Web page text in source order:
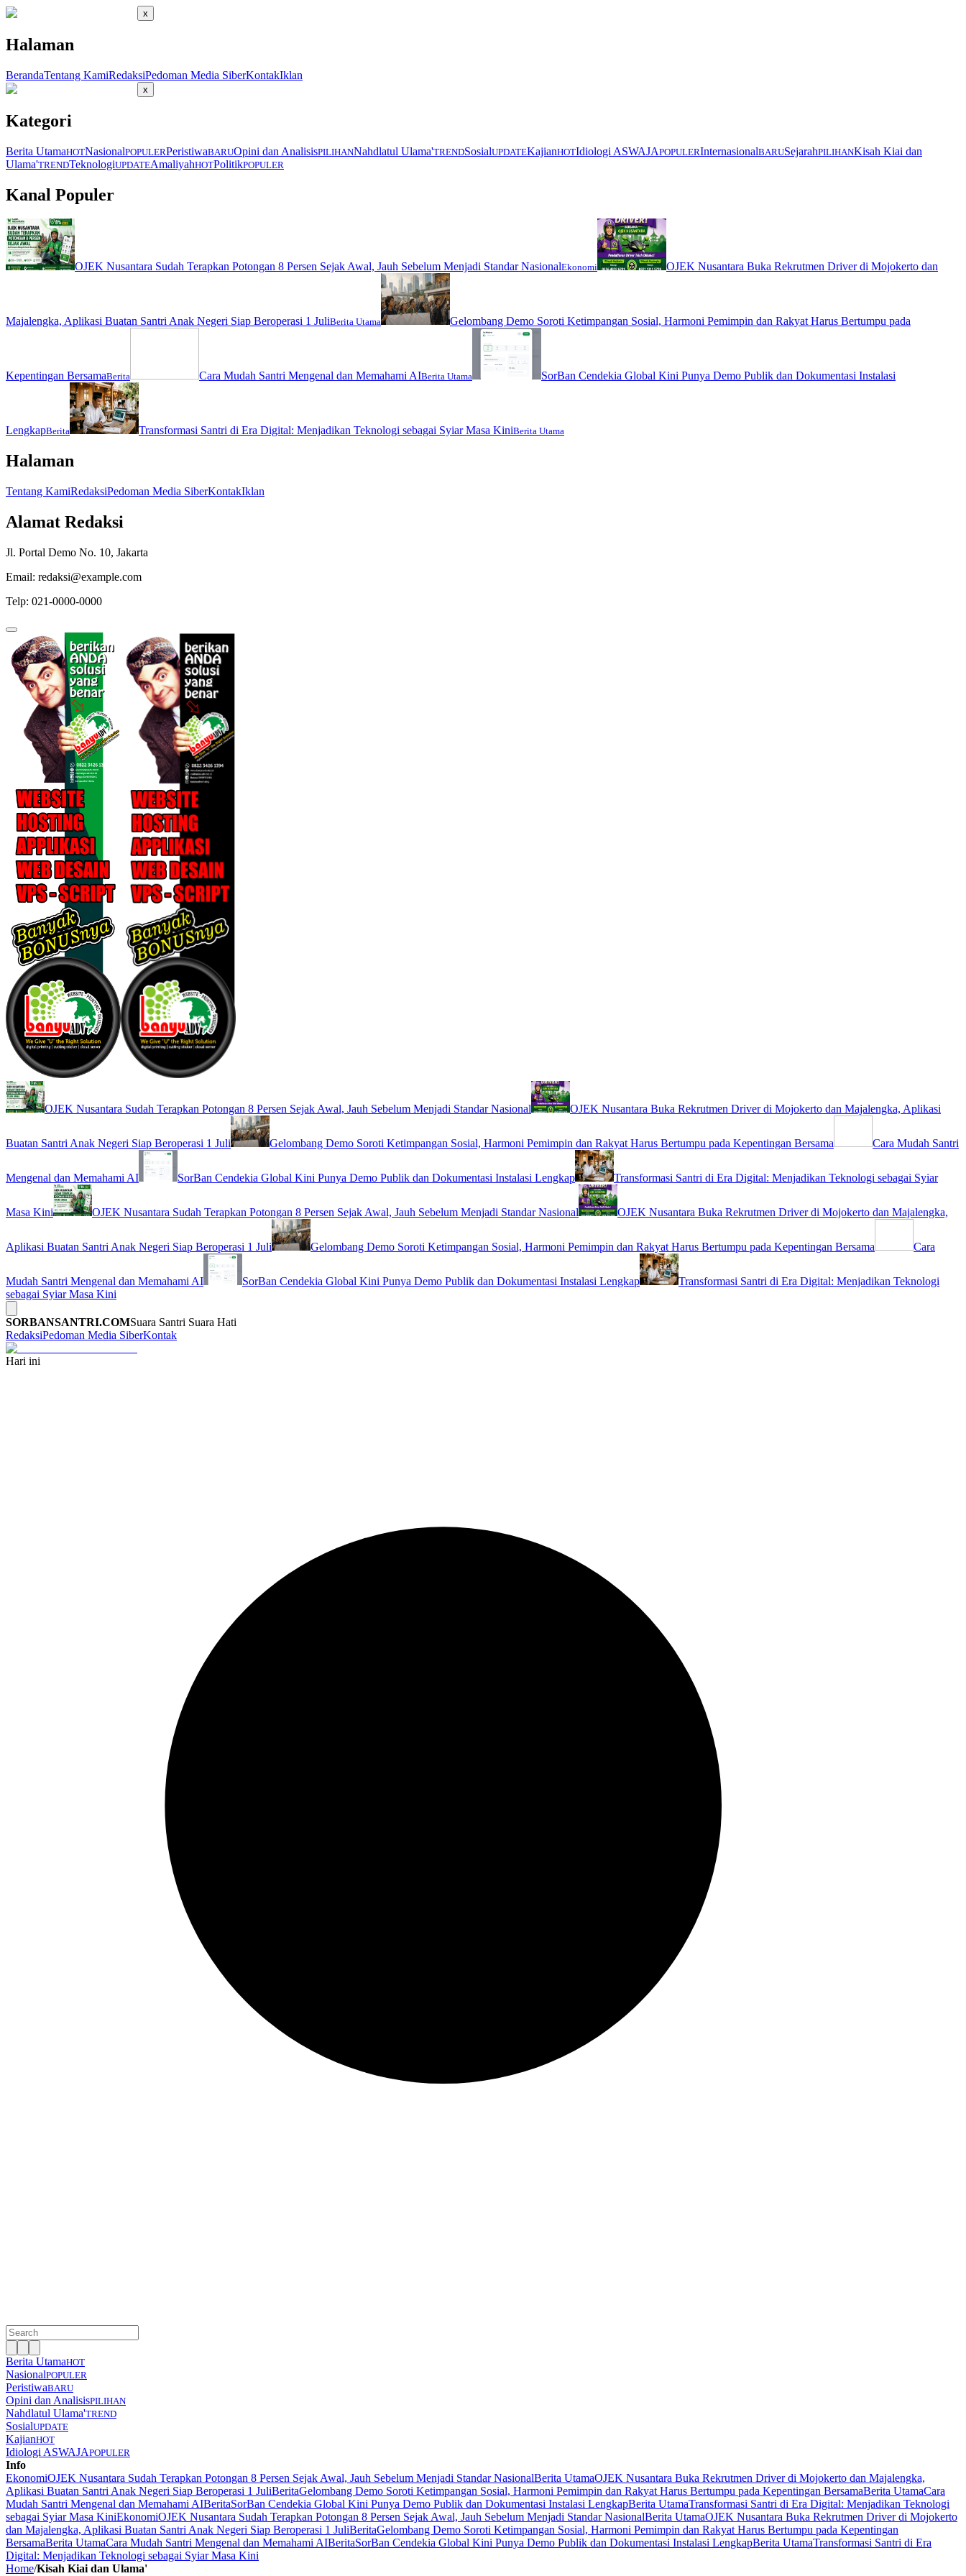
x
Halaman
BerandaTentang KamiRedaksiPedoman Media SiberKontakIklan
x
Kategori
Berita UtamaHOTNasionalPOPULERPeristiwaBARUOpini dan AnalisisPILIHANNahdlatul Ulama'TRENDSosialUPDATEKajianHOTIdiologi ASWAJAPOPULERInternasionalBARUSejarahPILIHANKisah Kiai dan
Ulama'TRENDTeknologiUPDATEAmaliyahHOTPolitikPOPULER
Kanal Populer
OJEK Nusantara Sudah Terapkan Potongan 8 Persen Sejak Awal, Jauh Sebelum Menjadi Standar NasionalEkonomi OJEK Nusantara Buka Rekrutmen Driver di Mojokerto dan
Majalengka, Aplikasi Buatan Santri Anak Negeri Siap Beroperasi 1 JuliBerita Utama Gelombang Demo Soroti Ketimpangan Sosial, Harmoni Pemimpin dan Rakyat Harus Bertumpu pada
Kepentingan BersamaBerita Cara Mudah Santri Mengenal dan Memahami AIBerita Utama SorBan Cendekia Global Kini Punya Demo Publik dan Dokumentasi Instalasi
LengkapBerita Transformasi Santri di Era Digital: Menjadikan Teknologi sebagai Syiar Masa KiniBerita Utama
Halaman
Tentang KamiRedaksiPedoman Media SiberKontakIklan
Alamat Redaksi
Jl. Portal Demo No. 10, Jakarta
Email: redaksi@example.com
Telp: 021-0000-0000
OJEK Nusantara Sudah Terapkan Potongan 8 Persen Sejak Awal, Jauh Sebelum Menjadi Standar Nasional OJEK Nusantara Buka Rekrutmen Driver di Mojokerto dan Majalengka, Aplikasi
Buatan Santri Anak Negeri Siap Beroperasi 1 Juli Gelombang Demo Soroti Ketimpangan Sosial, Harmoni Pemimpin dan Rakyat Harus Bertumpu pada Kepentingan Bersama Cara Mudah Santri
Mengenal dan Memahami AI SorBan Cendekia Global Kini Punya Demo Publik dan Dokumentasi Instalasi Lengkap Transformasi Santri di Era Digital: Menjadikan Teknologi sebagai Syiar
Masa Kini OJEK Nusantara Sudah Terapkan Potongan 8 Persen Sejak Awal, Jauh Sebelum Menjadi Standar Nasional OJEK Nusantara Buka Rekrutmen Driver di Mojokerto dan Majalengka,
Aplikasi Buatan Santri Anak Negeri Siap Beroperasi 1 Juli Gelombang Demo Soroti Ketimpangan Sosial, Harmoni Pemimpin dan Rakyat Harus Bertumpu pada Kepentingan Bersama Cara
Mudah Santri Mengenal dan Memahami AI SorBan Cendekia Global Kini Punya Demo Publik dan Dokumentasi Instalasi Lengkap
Transformasi Santri di Era Digital: Menjadikan Teknologi
sebagai Syiar Masa Kini
SORBANSANTRI.COMSuara Santri Suara Hati
RedaksiPedoman Media SiberKontak
Hari ini
Berita UtamaHOT
NasionalPOPULER
PeristiwaBARU
Opini dan AnalisisPILIHAN
Nahdlatul Ulama'TREND
SosialUPDATE
KajianHOT
Idiologi ASWAJAPOPULER
Info
EkonomiOJEK Nusantara Sudah Terapkan Potongan 8 Persen Sejak Awal, Jauh Sebelum Menjadi Standar NasionalBerita UtamaOJEK Nusantara Buka Rekrutmen Driver di Mojokerto dan Majalengka,
Aplikasi Buatan Santri Anak Negeri Siap Beroperasi 1 JuliBeritaGelombang Demo Soroti Ketimpangan Sosial, Harmoni Pemimpin dan Rakyat Harus Bertumpu pada Kepentingan BersamaBerita UtamaCara
Mudah Santri Mengenal dan Memahami AIBeritaSorBan Cendekia Global Kini Punya Demo Publik dan Dokumentasi Instalasi LengkapBerita UtamaTransformasi Santri di Era Digital: Menjadikan Teknologi
sebagai Syiar Masa KiniEkonomiOJEK Nusantara Sudah Terapkan Potongan 8 Persen Sejak Awal, Jauh Sebelum Menjadi Standar NasionalBerita UtamaOJEK Nusantara Buka Rekrutmen Driver di Mojokerto
dan Majalengka, Aplikasi Buatan Santri Anak Negeri Siap Beroperasi 1 JuliBeritaGelombang Demo Soroti Ketimpangan Sosial, Harmoni Pemimpin dan Rakyat Harus Bertumpu pada Kepentingan
BersamaBerita UtamaCara Mudah Santri Mengenal dan Memahami AIBeritaSorBan Cendekia Global Kini Punya Demo Publik dan Dokumentasi Instalasi LengkapBerita UtamaTransformasi Santri di Era
Digital: Menjadikan Teknologi sebagai Syiar Masa Kini
Home/Kisah Kiai dan Ulama'